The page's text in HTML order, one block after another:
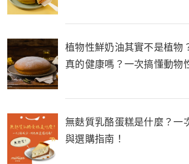
植物性鮮奶油其實不是植物
真的健康嗎？一次搞懂動物
無麩質乳酪蛋糕是什麼？一
與選購指南！